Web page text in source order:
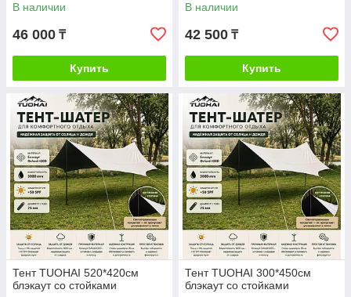
В наличии
46 000 ₸
Купить
В наличии
42 500 ₸
Купить
Тент TUOHAI 520*420см
блэкаут со стойками
Тент TUOHAI 300*450см
блэкаут со стойками